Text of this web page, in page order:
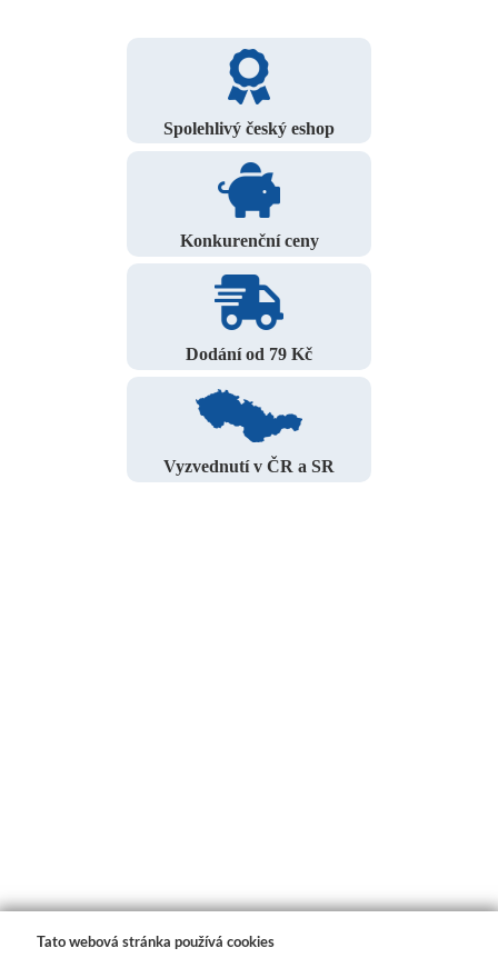
Spolehlivý český eshop
Konkurenční ceny
Dodání od 79 Kč
Vyzvednutí v ČR a SR
Tato webová stránka používá cookies